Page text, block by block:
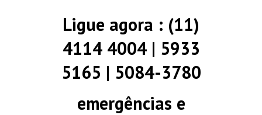
Ligue agora : (11)
4114 4004 | 5933
5165 | 5084-3780
emergências e